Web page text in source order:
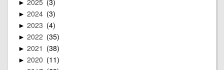
►
► 2024 3
► 2023 4
► 2022 35
► 2021 38
► 2020 11